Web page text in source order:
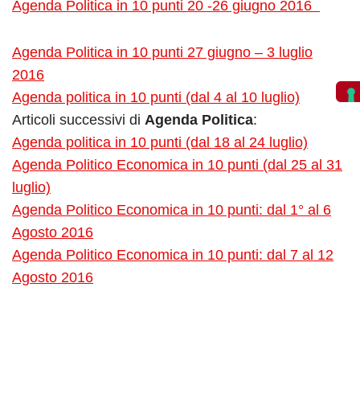
Agenda Politica in 10 punti 20 -26 giugno 2016
Agenda Politica in 10 punti 27 giugno – 3 luglio
2016
Agenda politica in 10 punti (dal 4 al 10 luglio)
Articoli successivi di Agenda Politica:
Agenda politica in 10 punti (dal 18 al 24 luglio)
Agenda Politico Economica in 10 punti (dal 25 al 31
luglio)
Agenda Politico Economica in 10 punti: dal 1° al 6
Agosto 2016
Agenda Politico Economica in 10 punti: dal 7 al 12
Agosto 2016